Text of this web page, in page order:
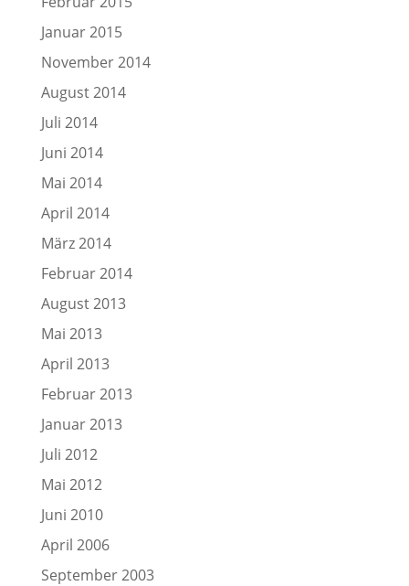
Januar 2015
November 2014
August 2014
Juli 2014
Juni 2014
Mai 2014
April 2014
März 2014
Februar 2014
August 2013
Mai 2013
April 2013
Februar 2013
Januar 2013
Juli 2012
Mai 2012
Juni 2010
April 2006
September 2003